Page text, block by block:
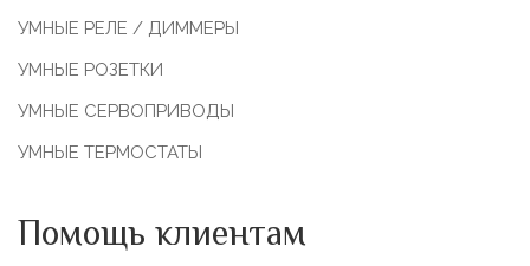
УМНЫЕ РЕЛЕ / ДИММЕРЫ
УМНЫЕ РОЗЕТКИ
УМНЫЕ СЕРВОПРИВОДЫ
УМНЫЕ ТЕРМОСТАТЫ
Помощь клиентам